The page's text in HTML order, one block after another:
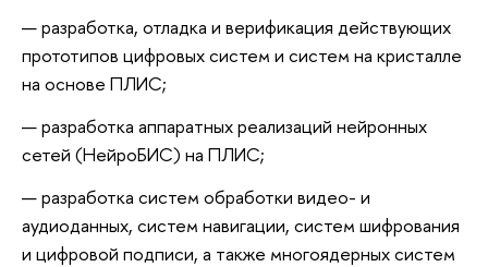
разработка, отладка и верификация действующих
прототипов цифровых систем и систем на кристалле
на основе ПЛИС;
разработка аппаратных реализаций нейронных
сетей (НейроБИС) на ПЛИС;
разработка систем обработки видео- и
аудиоданных, систем навигации, систем шифрования
и цифровой подписи, а также многоядерных систем